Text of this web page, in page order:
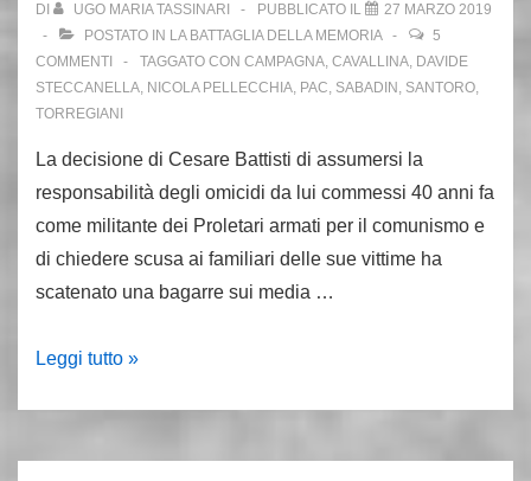
DI UGO MARIA TASSINARI PUBBLICATO IL
27 MARZO 2019
POSTATO IN LA BATTAGLIA DELLA MEMORIA
5
COMMENTI
TAGGATO CON CAMPAGNA, CAVALLINA, DAVIDE
STECCANELLA, NICOLA PELLECCHIA, PAC, SABADIN , SANTORO,
TORREGIANI
La decisione di Cesare Battisti di assumersi la
responsabilità degli omicidi da lui commessi 40 anni fa
come militante dei Proletari armati per il comunismo e
di chiedere scusa ai familiari delle sue vittime ha
scatenato una bagarre sui media …
I
Battisti:
Leggi tutto »